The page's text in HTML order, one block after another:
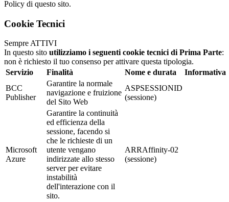
Policy di questo sito.
Cookie Tecnici
Sempre ATTIVI
In questo sito utilizziamo i seguenti cookie tecnici di Prima Parte:
non è richiesto il tuo consenso per attivare questa tipologia.
Servizio
Finalità Nome e durata
Informativa
BCC
Publisher
Garantire la normale
navigazione e fruizione
del Sito Web
ASPSESSIONID
(sessione)
Microsoft
Azure
Garantire la continuità
ed efficienza della
sessione, facendo si
che le richieste di un
utente vengano
indirizzate allo stesso
server per evitare
instabilità
dell'interazione con il
sito.
ARRAffinity-02
(sessione)